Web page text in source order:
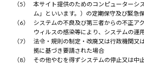
本サイト提供のためのコンピューターシ
ム」といいます。）の定期保守及び緊急
システムの不良及び第三者からの不正ア
ウィルスの感染等により、システムの運
法令・規則の制定・改廃又は行政機関又
拠に基づき要請された場合
その他やむを得ずシステムの停止又は中